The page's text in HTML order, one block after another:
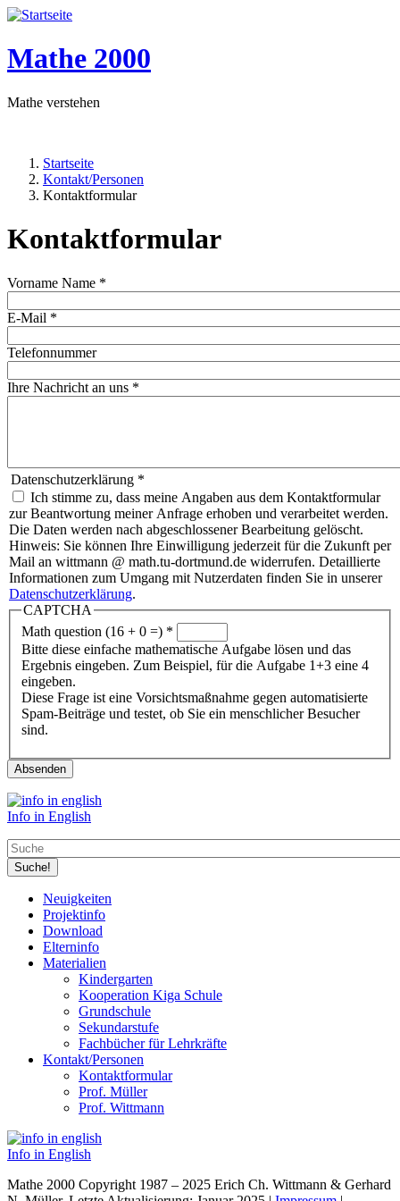
Mathe 2000
Mathe verstehen
Pfadnavigation
Startseite
Kontakt/Personen
Kontaktformular
Kontaktformular
Vorname Name *
E-Mail *
Telefonnummer
Ihre Nachricht an uns *
Datenschutzerklärung *
Ich stimme zu, dass meine Angaben aus dem Kontaktformular
zur Beantwortung meiner Anfrage erhoben und verarbeitet werden.
Die Daten werden nach abgeschlossener Bearbeitung gelöscht.
Hinweis: Sie können Ihre Einwilligung jederzeit für die Zukunft per
Mail an wittmann @ math.tu-dortmund.de widerrufen. Detaillierte
Informationen zum Umgang mit Nutzerdaten finden Sie in unserer
Datenschutzerklärung.
CAPTCHA
Math question (16 + 0 =) *
Bitte diese einfache mathematische Aufgabe lösen und das
Ergebnis eingeben. Zum Beispiel, für die Aufgabe 1+3 eine 4
eingeben.
Diese Frage ist eine Vorsichtsmaßnahme gegen automatisierte
Spam-Beiträge und testet, ob Sie ein menschlicher Besucher
sind.
Info in English
Suche
Hauptmenü
(Levels
Neuigkeiten
Projektinfo
Download
Elterninfo
Materialien
Kindergarten
Kooperation Kiga Schule
Grundschule
Sekundarstufe
Fachbücher für Lehrkräfte
Kontakt/Personen
Kontaktformular
Prof. Müller
Prof. Wittmann
Info in English
Mathe 2000 Copyright 1987 – 2025 Erich Ch. Wittmann & Gerhard